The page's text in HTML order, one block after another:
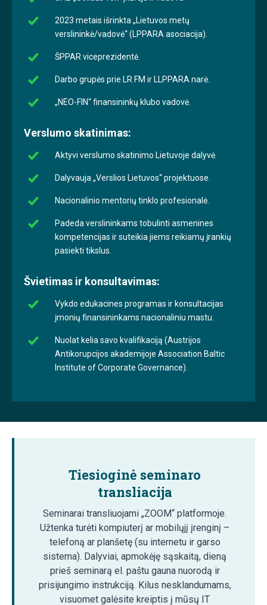
2023 metais išrinkta „Lietuvos metų
verslininkė/vadovė“ (LPPARA asociacija).
ŠPPAR viceprezidentė.
Darbo grupės prie LR FM ir LLPPARA narė.
„NEO-FIN“ finansininkų klubo vadovė.
Verslumo skatinimas:
Aktyvi verslumo skatinimo Lietuvoje dalyvė.
Dalyvauja „Verslios Lietuvos“ projektuose.
Nacionalinio mentorių tinklo profesionalė.
Padeda verslininkams tobulinti asmenines
kompetencijas ir suteikia jiems reikiamų įrankių
pasiekti tikslus.
Švietimas ir konsultavimas:
Vykdo edukacines programas ir konsultacijas
įmonių finansininkams nacionaliniu mastu.
Nuolat kelia savo kvalifikaciją (Austrijos
Antikorupcijos akademijoje Association Baltic
Institute of Corporate Governance).
Tiesioginė seminaro
transliacija
Seminarai transliuojami „ZOOM“ platformoje.
Užtenka turėti kompiuterį ar mobilųjį įrenginį –
telefoną ar planšetę (su internetu ir garso
sistema). Dalyviai, apmokėję sąskaitą, dieną
prieš seminarą el. paštu gauna nuorodą ir
prisijungimo instrukciją. Kilus nesklandumams,
visuomet galėsite kreiptis į mūsų IT